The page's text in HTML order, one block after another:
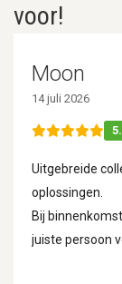
voor!
Moon
14 juli 2026
Uitgebreide
oplossingen.
Bij
juiste persoon